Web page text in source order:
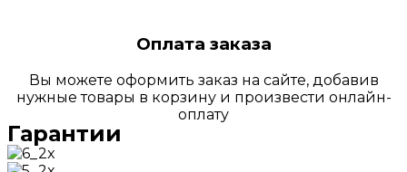
Оплата заказа
Вы можете оформить заказ на сайте, добавив
нужные товары в корзину и произвести онлайн-
оплату
Гарантии